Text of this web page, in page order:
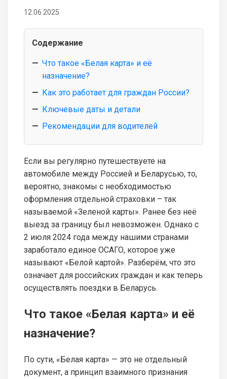
12.06.2025
Содержание
Что такое «Белая карта» и её
назначение?
Как это работает для граждан России?
Ключевые даты и детали
Рекомендации для водителей
Если вы регулярно путешествуете на
автомобиле между Россией и Беларусью, то,
вероятно, знакомы с необходимостью
оформления отдельной страховки – так
называемой «Зеленой карты». Ранее без неё
выезд за границу был невозможен. Однако с
2 июля 2024 года между нашими странами
заработало единое ОСАГО, которое уже
называют «Белой картой». Разберём, что это
означает для российских граждан и как теперь
осуществлять поездки в Беларусь.
Что такое «Белая карта» и её
назначение?
По сути, «Белая карта» — это не отдельный
документ, а принцип взаимного признания